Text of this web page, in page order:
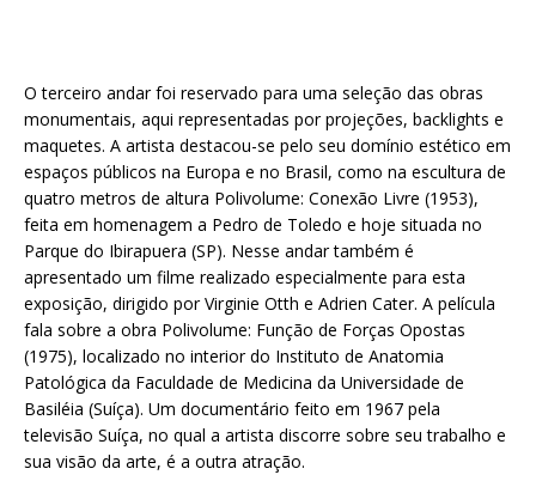
O terceiro andar foi reservado para uma seleção das obras
monumentais, aqui representadas por projeções, backlights e
maquetes. A artista destacou-se pelo seu domínio estético em
espaços públicos na Europa e no Brasil, como na escultura de
quatro metros de altura Polivolume: Conexão Livre (1953),
feita em homenagem a Pedro de Toledo e hoje situada no
Parque do Ibirapuera (SP). Nesse andar também é
apresentado um filme realizado especialmente para esta
exposição, dirigido por Virginie Otth e Adrien Cater. A película
fala sobre a obra Polivolume: Função de Forças Opostas
(1975), localizado no interior do Instituto de Anatomia
Patológica da Faculdade de Medicina da Universidade de
Basiléia (Suíça). Um documentário feito em 1967 pela
televisão Suíça, no qual a artista discorre sobre seu trabalho e
sua visão da arte, é a outra atração.